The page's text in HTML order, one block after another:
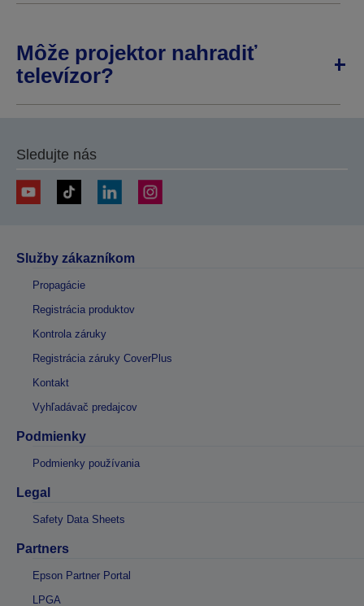
Môže projektor nahradiť
televízor?
Sledujte nás
Služby zákazníkom
Propagácie
Registrácia produktov
Kontrola záruky
Registrácia záruky CoverPlus
Kontakt
Vyhľadávač predajcov
Podmienky
Podmienky používania
Legal
Safety Data Sheets
Partners
Epson Partner Portal
LPGA